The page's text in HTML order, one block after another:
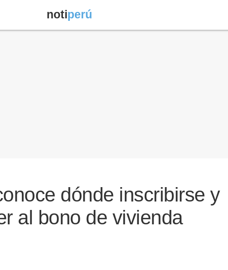
notiperú
dónde inscribirse y
al bono de vivienda